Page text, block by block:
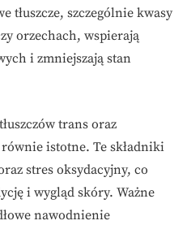
tłuszcze, szczególnie kwasy
orzechach, wspierają
i zmniejszają stan
trans oraz
istotne. Te składniki
stres oksydacyjny, co
i wygląd skóry. Ważne
nawodnienie